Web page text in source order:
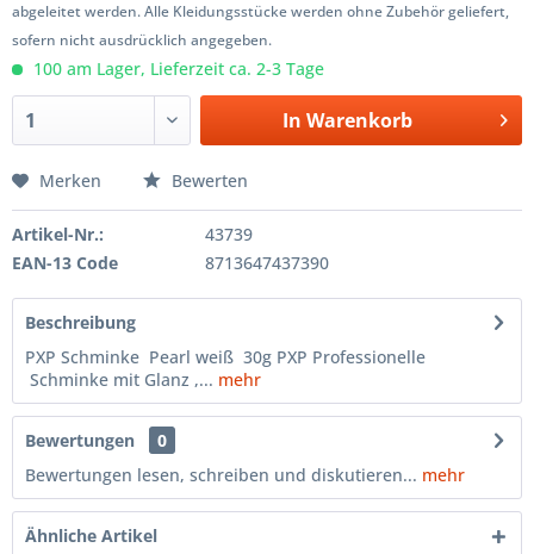
abgeleitet werden. Alle Kleidungsstücke werden ohne Zubehör geliefert,
sofern nicht ausdrücklich angegeben.
100 am Lager, Lieferzeit ca. 2-3 Tage
In Warenkorb
Merken Bewerten
Artikel-Nr.:
43739
EAN-13 Code
8713647437390
Beschreibung
PXP Schminke Pearl weiß 30g PXP Professionelle
Schminke mit Glanz ,... mehr
Bewertungen
0
Bewertungen lesen, schreiben und diskutieren... mehr
Ähnliche Artikel